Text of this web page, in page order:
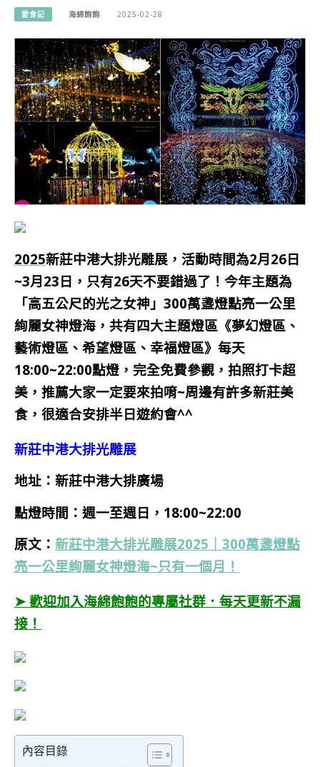
愛食記 海綿飽飽 2025-02-28
2025新莊中港大排光雕展，活動時間為2月26日
~3月23日，只有26天不要錯過了！今年主題為
「高五公尺的光之女神」300萬盞燈點亮一公里
絢麗女神燈海，共有四大主題燈區《夢幻燈區、
藝術燈區、希望燈區、幸福燈區》每天
18:00~22:00點燈，完全免費參觀，拍照打卡超
美，推薦大家一定要來拍唷~周邊有許多新莊美
食，很適合安排半日遊約會^^
新莊中港大排光雕展
地址：新莊中港大排廣場
點燈時間：週一至週日，18:00~22:00
原文： 新莊中港大排光雕展2025｜300萬盞燈點
亮一公里絢麗女神燈海~只有一個月！
➤ 歡迎加入海綿飽飽的專屬社群．每天更新不漏
接！
內容目錄